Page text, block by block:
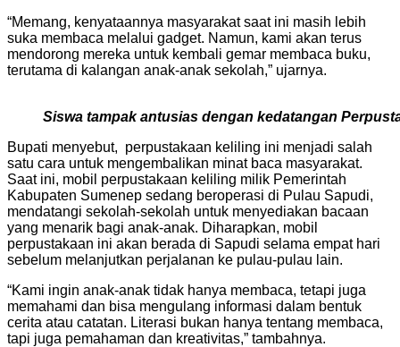
“Memang, kenyataannya masyarakat saat ini masih lebih
suka membaca melalui gadget. Namun, kami akan terus
mendorong mereka untuk kembali gemar membaca buku,
terutama di kalangan anak-anak sekolah,” ujarnya.
Siswa tampak antusias dengan kedatangan
Bupati menyebut, perpustakaan keliling ini menjadi salah
satu cara untuk mengembalikan minat baca masyarakat.
Saat ini, mobil perpustakaan keliling milik Pemerintah
Kabupaten Sumenep sedang beroperasi di Pulau Sapudi,
mendatangi sekolah-sekolah untuk menyediakan bacaan
yang menarik bagi anak-anak. Diharapkan, mobil
perpustakaan ini akan berada di Sapudi selama empat hari
sebelum melanjutkan perjalanan ke pulau-pulau lain.
“Kami ingin anak-anak tidak hanya membaca, tetapi juga
memahami dan bisa mengulang informasi dalam bentuk
cerita atau catatan. Literasi bukan hanya tentang membaca,
tapi juga pemahaman dan kreativitas,” tambahnya.